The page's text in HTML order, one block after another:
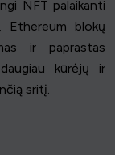
NFT palaikanti
Ethereum blokų
ir paprastas
kūrėjų ir
sritį.